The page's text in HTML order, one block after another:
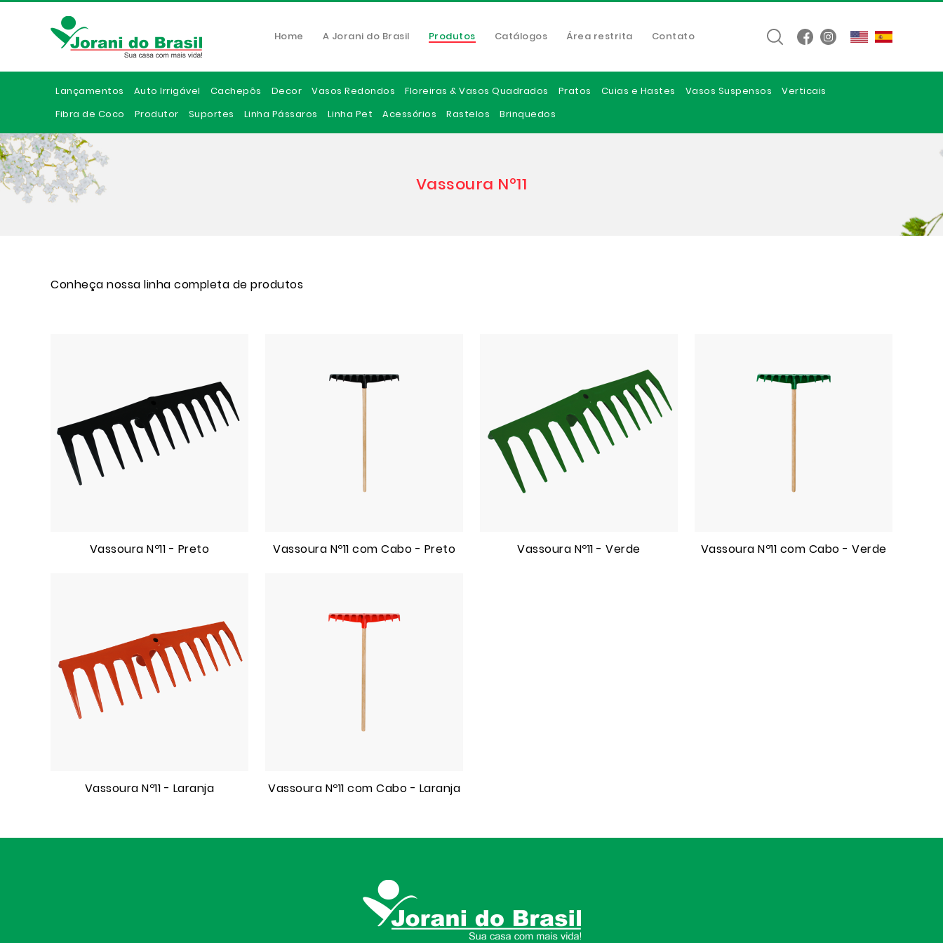
Home A Jorani do Brasil Produtos Catálogos Área restrita Contato
Lançamentos Auto Irrigável Cachepôs Decor Vasos Redondos Floreiras & Vasos Quadrados Pratos Cuias e Hastes Vasos Suspensos
Verticais
Fibra de Coco
Produtor Suportes Linha Pássaros Linha Pet Acessórios Rastelos Brinquedos
Vassoura Nº11
Conheça nossa linha completa de produtos
Vassoura Nº11 - Preto Vassoura Nº11 com Cabo - Preto Vassoura Nº11 - Verde Vassoura Nº11 com Cabo - Verde
Vassoura Nº11 - Laranja Vassoura Nº11 com Cabo - Laranja